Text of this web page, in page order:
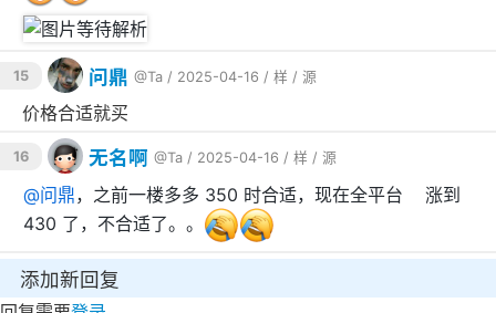
15 问鼎 @Ta / 2025-04-16 / 样 / 源
价格合适就买
16 无名啊 @Ta / 2025-04-16 / 样 / 源
@问鼎，之前一楼多多 350 时合适，现在全平台📈涨到
430 了，不合适了。。
添加新回复